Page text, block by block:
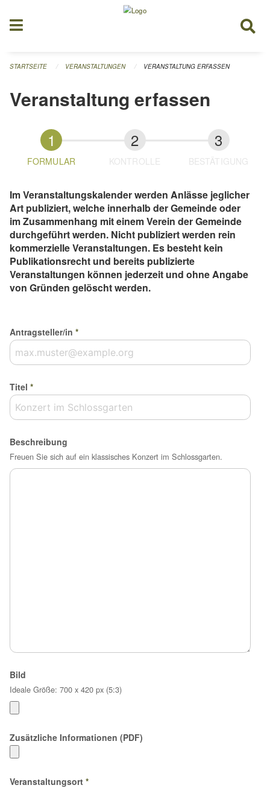
STARTSEITE VERANSTALTUNGEN VERANSTALTUNG ERFASSEN
Veranstaltung erfassen
FORMULAR KONTROLLE BESTÄTIGUNG
Im Veranstaltungskalender werden Anlässe jeglicher
Art publiziert, welche innerhalb der Gemeinde oder
im Zusammenhang mit einem Verein der Gemeinde
durchgeführt werden. Nicht publiziert werden rein
kommerzielle Veranstaltungen. Es besteht kein
Publikationsrecht und bereits publizierte
Veranstaltungen können jederzeit und ohne Angabe
von Gründen gelöscht werden.
Antragsteller/in *
Titel *
Beschreibung
Freuen Sie sich auf ein klassisches Konzert im Schlossgarten.
Bild
Ideale Größe: 700 x 420 px (5:3)
Zusätzliche Informationen (PDF)
Veranstaltungsort *